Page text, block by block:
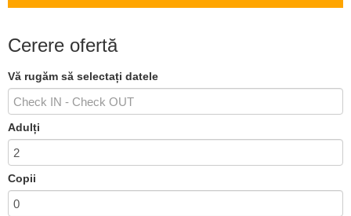
Cerere ofertă
Vă rugăm să selectați datele
Adulți
Copii